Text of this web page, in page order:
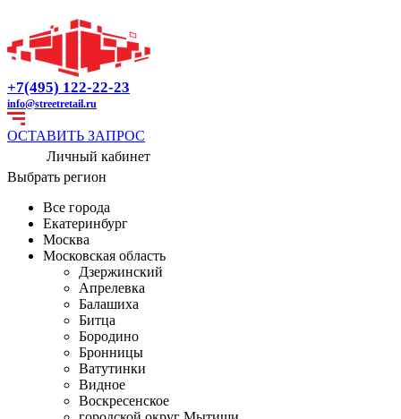
+7(495) 122-22-23
info@streetretail.ru
ОСТАВИТЬ ЗАПРОС
Личный кабинет
Выбрать регион
Все города
Екатеринбург
Москва
Московская область
Дзержинский
Апрелевка
Балашиха
Битца
Бородино
Бронницы
Ватутинки
Видное
Воскресенское